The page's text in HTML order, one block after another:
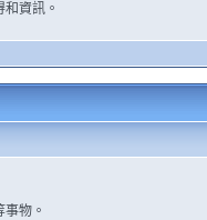
資訊。
物。